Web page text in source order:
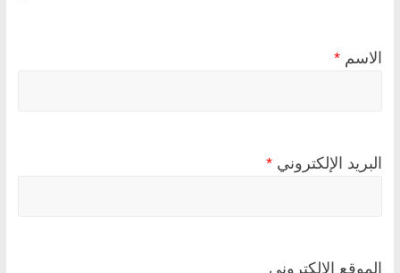
الاسم *
البريد الإلكتروني *
الموقع الإلكتروني